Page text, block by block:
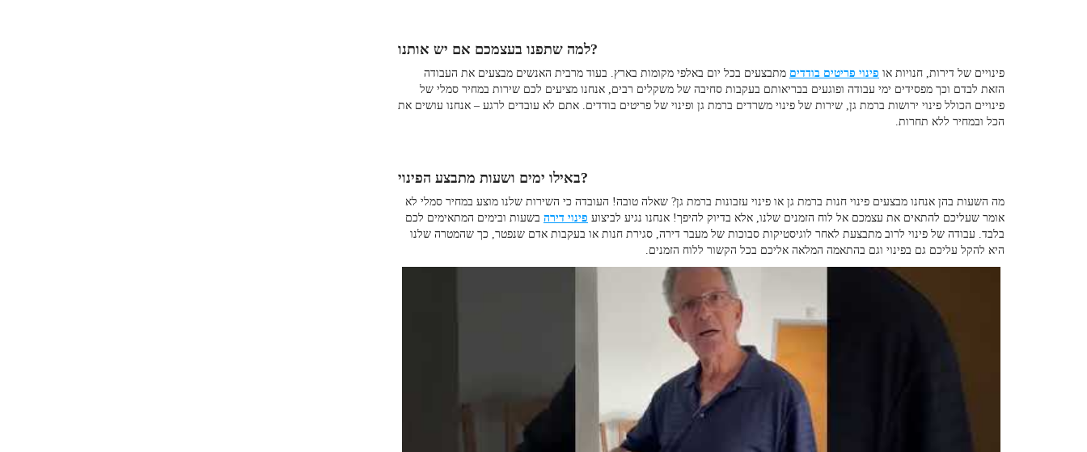
למה שתפנו בעצמכם אם יש אותנו?
פינויים של דירות, חנויות או פינוי פריטים בודדים מתבצעים בכל יום באלפי מקומות בארץ. בעוד מרבית האנשים מבצעים את העבודה
הזאת לבדם וכך מפסידים ימי עבודה ופוגעים בבריאותם בעקבות סחיבה של משקלים רבים, אנחנו מציעים לכם שירות במחיר סמלי של
פינויים הכולל פינוי ירושות ברמת גן, שירות של פינוי משרדים ברמת גן ופינוי של פריטים בודדים. אתם לא עובדים לרגע – אנחנו עושים את
הכל ובמחיר ללא תחרות.
באילו ימים ושעות מתבצע הפינוי?
מה השעות בהן אנחנו מבצעים פינוי חנות ברמת גן או פינוי עזבונות ברמת גן? שאלה טובה! העובדה כי השירות שלנו מוצע במחיר סמלי לא
אומר שעליכם להתאים את עצמכם אל לוח הזמנים שלנו, אלא בדיוק להיפך! אנחנו נגיע לביצוע פינוי דירה בשעות ובימים המתאימים לכם
בלבד. עבודה של פינוי לרוב מתבצעת לאחר לוגיסטיקות סבוכות של מעבר דירה, סגירת חנות או בעקבות אדם שנפטר, כך שהמטרה שלנו
היא להקל עליכם גם בפינוי וגם בהתאמה המלאה אליכם בכל הקשור ללוח הזמנים.